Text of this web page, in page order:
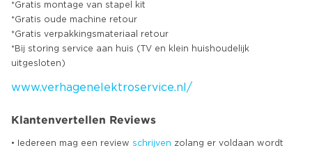
*Gratis montage van stapel kit
*Gratis oude machine retour
*Gratis verpakkingsmateriaal retour
*Bij storing service aan huis (TV en klein huishoudelijk
www.verhagenelektroservice.nl/
Klantenvertellen Reviews
• Iedereen mag een review schrijven zolang er voldaan wordt